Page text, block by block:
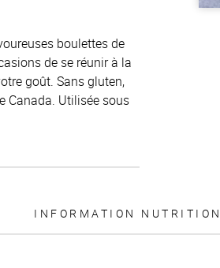
boulettes de
de se réunir à la
goût. Sans gluten,
Canada. Utilisée sous
INFORMATION